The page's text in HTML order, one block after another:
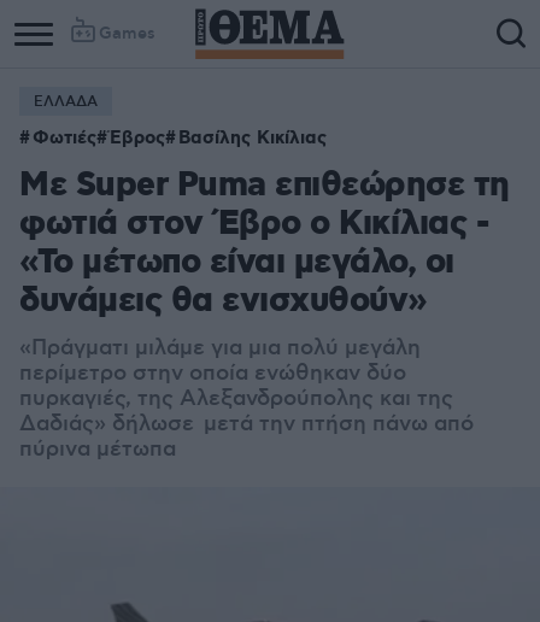
Games
ΕΛΛΑΔΑ
Φωτιές Έβρος Βασίλης Κικίλιας
Με Super Puma επιθεώρησε τη
φωτιά στον Έβρο ο Κικίλιας -
«Το μέτωπο είναι μεγάλο, οι
δυνάμεις θα ενισχυθούν»
«Πράγματι μιλάμε για μια πολύ μεγάλη
περίμετρο στην οποία ενώθηκαν δύο
πυρκαγιές, της Αλεξανδρούπολης και της
Δαδιάς» δήλωσε μετά την πτήση πάνω από
πύρινα μέτωπα